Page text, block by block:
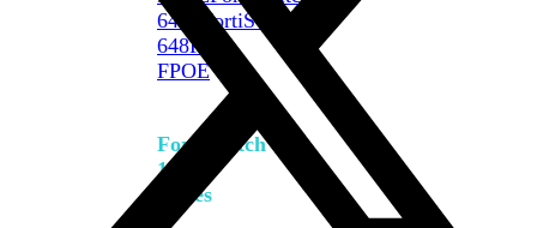
648F
FortiSwitch
648F-
FPOE
FortiSwitch
1000
Series